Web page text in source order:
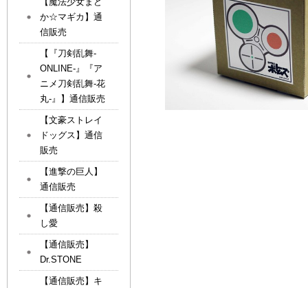
か☆マギカ】通
信販売
【『刀剣乱舞-
ONLINE-』『ア
ニメ刀剣乱舞-花
丸-』】通信販売
【文豪ストレイ
ドッグス】通信
販売
【進撃の巨人】
通信販売
【通信販売】殺
し愛
【通信販売】
Dr.STONE
【通信販売】キ